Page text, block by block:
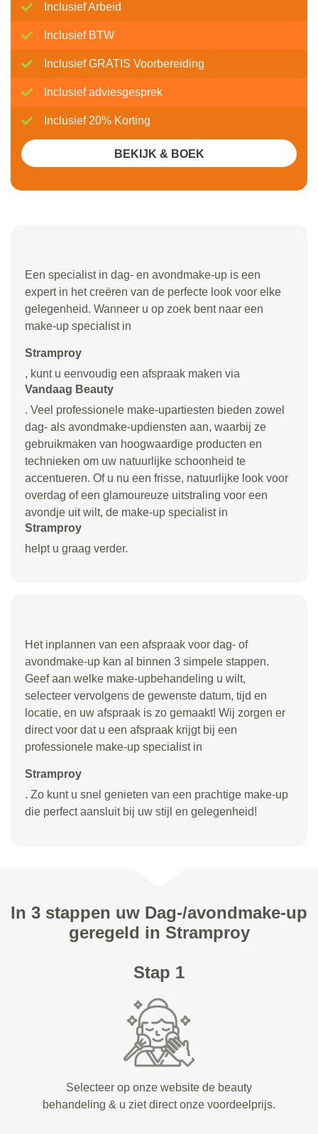
Een specialist in dag- en avondmake-up is een
expert in het creëren van de perfecte look voor elke
gelegenheid. Wanneer u op zoek bent naar een
make-up specialist in
Stramproy
, kunt u eenvoudig een afspraak maken via
Vandaag Beauty
. Veel professionele make-upartiesten bieden zowel
dag- als avondmake-updiensten aan, waarbij ze
gebruikmaken van hoogwaardige producten en
technieken om uw natuurlijke schoonheid te
accentueren. Of u nu een frisse, natuurlijke look voor
overdag of een glamoureuze uitstraling voor een
avondje uit wilt, de make-up specialist in
Stramproy
helpt u graag verder.
Inclusief Arbeid
Inclusief BTW
Inclusief GRATIS Voorbereiding
Inclusief adviesgesprek
Inclusief 20% Korting
BEKIJK & BOEK
Het inplannen van een afspraak voor dag- of
avondmake-up kan al binnen 3 simpele stappen.
Geef aan welke make-upbehandeling u wilt,
selecteer vervolgens de gewenste datum, tijd en
locatie, en uw afspraak is zo gemaakt! Wij zorgen er
direct voor dat u een afspraak krijgt bij een
professionele make-up specialist in
Stramproy
. Zo kunt u snel genieten van een prachtige make-up
die perfect aansluit bij uw stijl en gelegenheid!
In 3 stappen uw Dag-/avondmake-up
geregeld in Stramproy
Stap 1
Selecteer op onze website de beauty
behandeling & u ziet direct onze voordeelprijs.